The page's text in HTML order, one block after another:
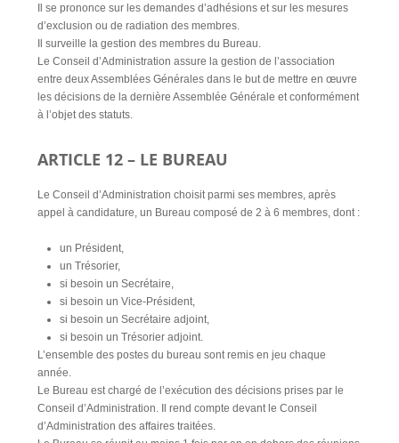
Il se prononce sur les demandes d’adhésions et sur les mesures
d’exclusion ou de radiation des membres.
Il surveille la gestion des membres du Bureau.
Le Conseil d’Administration assure la gestion de l’association
entre deux Assemblées Générales dans le but de mettre en œuvre
les décisions de la dernière Assemblée Générale et conformément
à l’objet des statuts.
ARTICLE 12 – LE BUREAU
Le Conseil d’Administration choisit parmi ses membres, après
appel à candidature, un Bureau composé de 2 à 6 membres, dont :
un Président,
un Trésorier,
si besoin un Secrétaire,
si besoin un Vice-Président,
si besoin un Secrétaire adjoint,
si besoin un Trésorier adjoint.
L’ensemble des postes du bureau sont remis en jeu chaque
année.
Le Bureau est chargé de l’exécution des décisions prises par le
Conseil d’Administration. Il rend compte devant le Conseil
d’Administration des affaires traitées.